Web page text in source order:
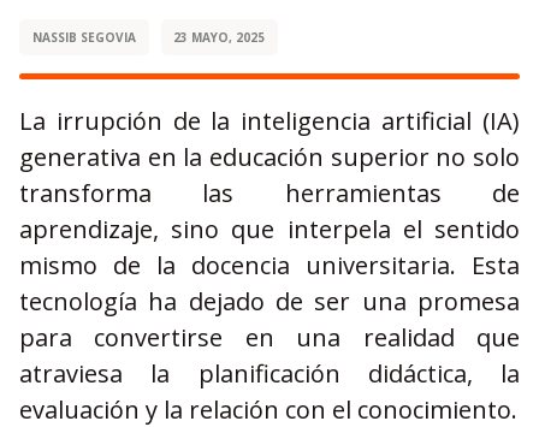
NASSIB SEGOVIA 23 MAYO, 2025
La irrupción de la inteligencia artificial (IA)
generativa en la educación superior no solo
transforma las herramientas de
aprendizaje, sino que interpela el sentido
mismo de la docencia universitaria. Esta
tecnología ha dejado de ser una promesa
para convertirse en una realidad que
atraviesa la planificación didáctica, la
evaluación y la relación con el conocimiento.